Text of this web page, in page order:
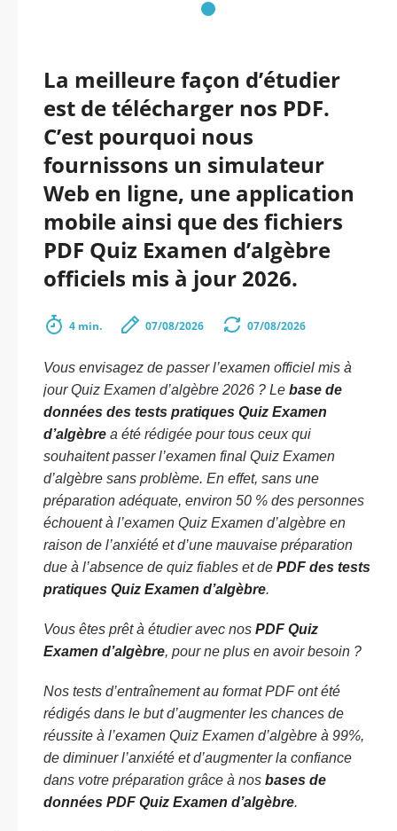
La meilleure façon d’étudier
est de télécharger nos PDF.
C’est pourquoi nous
fournissons un simulateur
Web en ligne, une application
mobile ainsi que des fichiers
PDF Quiz Examen d’algèbre
officiels mis à jour 2026.
4 min. 07/08/2026 07/08/2026
Vous envisagez de passer l’examen officiel mis à
jour Quiz Examen d’algèbre 2026 ? Le base de
données des tests pratiques Quiz Examen
d’algèbre a été rédigée pour tous ceux qui
souhaitent passer l’examen final Quiz Examen
d’algèbre sans problème. En effet, sans une
préparation adéquate, environ 50 % des personnes
échouent à l’examen Quiz Examen d’algèbre en
raison de l’anxiété et d’une mauvaise préparation
due à l’absence de quiz fiables et de PDF des tests
pratiques Quiz Examen d’algèbre.
Vous êtes prêt à étudier avec nos PDF Quiz
Examen d’algèbre, pour ne plus en avoir besoin ?
Nos tests d’entraînement au format PDF ont été
rédigés dans le but d’augmenter les chances de
réussite à l’examen Quiz Examen d’algèbre à 99%,
de diminuer l’anxiété et d’augmenter la confiance
dans votre préparation grâce à nos bases de
données PDF Quiz Examen d’algèbre.